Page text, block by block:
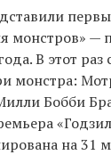
монстров» —
В этот раз
монстра:
Бобби
на 31